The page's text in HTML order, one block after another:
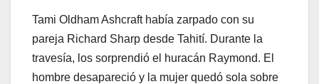
Tami Oldham Ashcraft había zarpado con su
pareja Richard Sharp desde Tahití. Durante la
travesía, los sorprendió el huracán Raymond. El
hombre desapareció y la mujer quedó sola sobre